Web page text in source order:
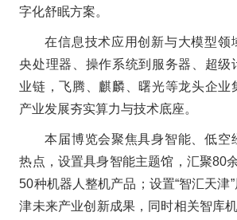
字化舒眠方案。
在信息技术应用创新与大模型领
央处理器、操作系统到服务器、超级
业链，飞腾、麒麟、曙光等龙头企业
产业发展夯实算力与技术底座。
本届博览会聚焦具身智能、低空
热点，设置具身智能主题馆，汇聚80
50种机器人整机产品；设置“智汇天津
津未来产业创新成果，同时相关智库